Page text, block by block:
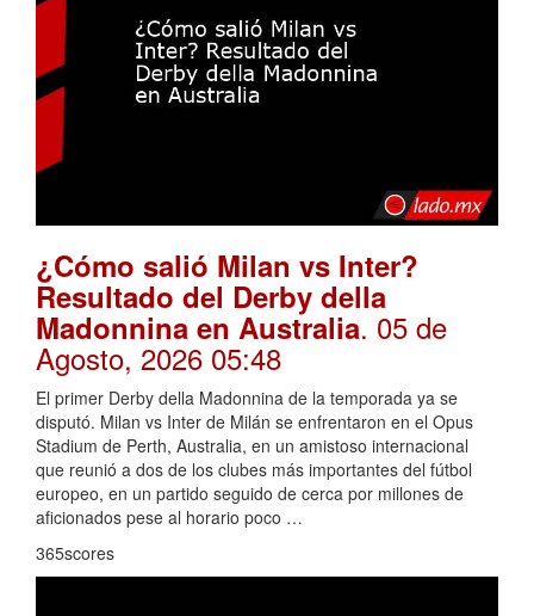
¿Cómo salió Milan vs Inter?
Resultado del Derby della
Madonnina en Australia. 05 de
Agosto, 2026 05:48
El primer Derby della Madonnina de la temporada ya se
disputó. Milan vs Inter de Milán se enfrentaron en el Opus
Stadium de Perth, Australia, en un amistoso internacional
que reunió a dos de los clubes más importantes del fútbol
europeo, en un partido seguido de cerca por millones de
aficionados pese al horario poco …
365scores